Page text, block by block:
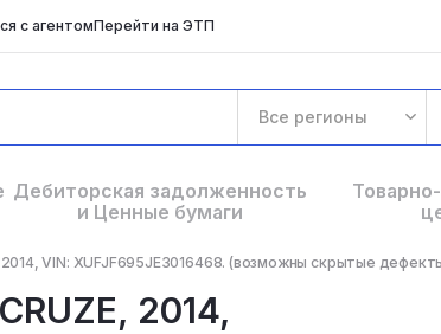
с агентомПерейти на ЭТП
Все регионы
Дебиторская задолженность
и Ценные бумаги
2014, VIN: XUFJF695JE3016468. (возможны скрытые
2014,